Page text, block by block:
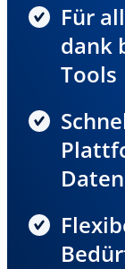
Für
dank
Tools